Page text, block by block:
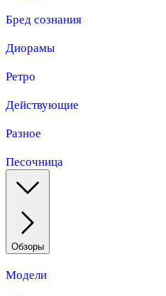
Бред сознания
Диорамы
Ретро
Действующие
Разное
Песочница
Обзоры
Модели